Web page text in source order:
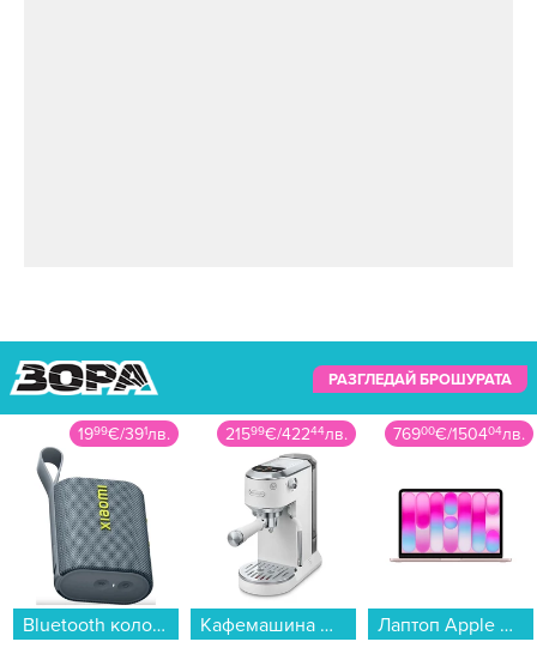
РАЗГЛЕДАЙ БРОШУРАТА
1999€/391лв.
Bluetooth колонка Xiaomi Sound Pocket Blue Gray S28H-GL QBH4378GL...
21599€/42244лв.
Кафемашина DeLonghi EC890.WI...
76900€/150404лв.
Лаптоп Apple MacBook Neo 13" 256GB Blush mhfh4 , 13.00 , 256 , 8 , Apple A18 Pro 5 Core GPU , Apple A18 Pro 6 Core , Mac OS...